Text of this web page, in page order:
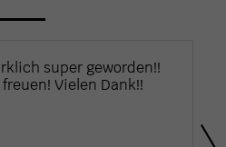
sind am Freitag
– ich bin
sieht super aus
tolle Beratung und die